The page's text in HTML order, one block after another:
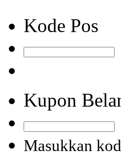
Kode Pos
Kupon
Masukkan